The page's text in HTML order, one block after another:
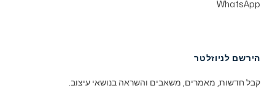
WhatsApp
הירשם לניוזלטר
קבל חדשות, מאמרים, משאבים והשראה בנושאי עיצוב.